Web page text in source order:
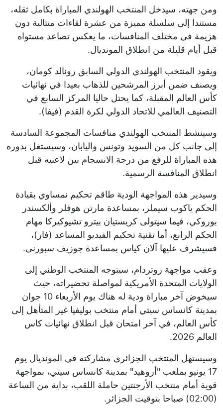
ومن جهته، سيدخل المنتخب الهولندي المباراة بكامل ثقله،
مستندا إلى سلسلة مميزة من عشرة لقاءات متتالية دون
هزيمة في مختلف المنافسات، ما يعكس تصاعد مستواه
قبل أيام قليلة من انطلاق المونديال.
ويقود المنتخب الهولندي الدولي السابق رونالد كومان،
ويصنف ضمن أبرز المرشحين للذهاب بعيدا في نهائيات
كأس العالم المقبلة، كما يحتل حاليا المركز السابع في
التصنيف العالمي للاتحاد الدولي لكرة القدم (فيفا).
وسينشط المنتخب الهولندي منافسات المجموعة السادسة
إلى جانب كل من السويد وتونس واليابان، وسيستغل بدوره
هذه المباراة للرفع من درجة الانسجام بين لاعبيه قبل
انطلاق المنافسة الرسمية.
وسيدير هذه المواجهة الودية طاقم تحكيم نمساوي بقيادة
الحكم ياكوب سيملر، بمساعدة مارتن هوفلر وألكسندر
بوروكي، فيما سيتولى كريستيان بيترو تشيوكيركا مهام
الحكم الرابع، أما تقنية تحكيم الفيديو المساعد (فار)،
فسيشرف عليها آلان كياس بمساعدة جوزيف سبورني.
وعقب مواجهة روتردام، سيتوجه المنتخب الوطني إلى
الولايات المتحدة الأمريكية لمواصلة تحضيراته، حيث
سيخوض آخر مباراة ودية له هناك يوم الأربعاء 10 جوان
بمدينة كانساس سيتي أمام منتخب بوليفيا غير المتأهل إلى
كأس العالم، في آخر امتحان قبل انطلاق نهائيات كاس
العالم 2026.
وسيستهل المنتخب الجزائري مشاركته في المونديال يوم
17 يونيو بملعب "أروهيد" بمدينة كانساس سيتي، بمواجهة
قوية أمام منتخب الأرجنتين حاملة اللقب، بداية من الساعة
(02:00) صباحا بتوقيت الجزائر.